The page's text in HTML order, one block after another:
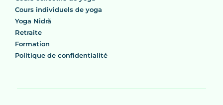
Cours individuels de yoga
Yoga Nidrã
Retraite
Formation
Politique de confidentialité